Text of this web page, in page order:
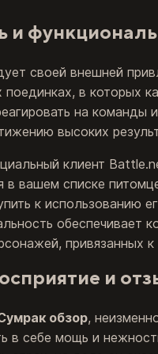
и
своей внешней
поединках, в которых
на
высоких
клиент
в вашем списке
к использованию
обеспечивает
привязанных
и
обзор,
в себе мощь и